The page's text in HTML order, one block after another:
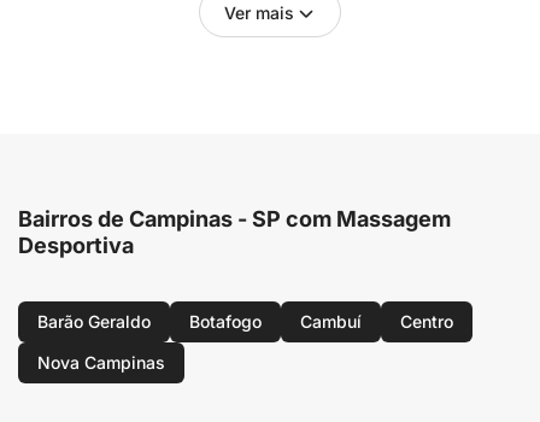
Ver mais
Bairros de Campinas - SP com Massagem
Desportiva
Barão Geraldo Botafogo Cambuí
Centro
Nova Campinas